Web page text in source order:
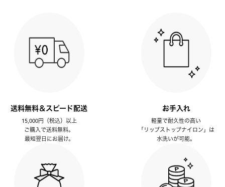
送料無料＆スピード配送
15,000円（税込）以上
ご購入で送料無料。
最短翌日にお届け。
お手入れ
軽量で耐久性の高い
「リップストップナイロン」は
水洗いが可能。